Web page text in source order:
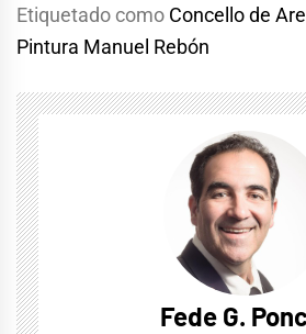
Etiquetado como Concello de
Pintura Manuel Rebón
Fede G.